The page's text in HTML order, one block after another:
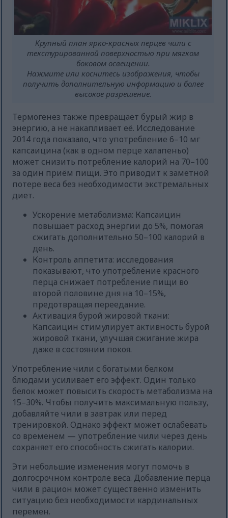
Крупный план ярко-красных перцев чили с
текстурированной поверхностью при мягком
боковом освещении.
Нажмите или коснитесь изображения, чтобы
получить дополнительную информацию и более
высокое разрешение.
Термогенез также превращает бурый жир в
энергию, а не накапливает её. Исследование
2014 года показало, что употребление 6–10 мг
капсаицина (как в одном перце халапеньо)
может снизить потребление калорий на 70–100
за один приём пищи. Это приводит к заметной
потере веса без необходимости экстремальных
диет.
Ускорение метаболизма: Капсаицин
повышает расход энергии до 5%, помогая
сжигать дополнительно 50–100 калорий в
день.
Контроль аппетита: исследования
показывают, что употребление красного
перца снижает потребление пищи во
второй половине дня на 10–15%,
предотвращая переедание.
Активация бурой жировой ткани:
Капсаицин стимулирует активность бурой
жировой ткани, улучшая сжигание жира
даже в состоянии покоя.
Употребление чили с богатыми белком
блюдами усиливает его эффект. Один только
белок может повысить скорость метаболизма на
15–30%. Чтобы получить максимальную пользу,
добавляйте чили в завтрак или перед
тренировкой. Однако эффект может ослабевать
со временем — употребление чили через день
сохраняет его способность сжигать калории.
Эти небольшие изменения могут помочь в
долгосрочном контроле веса. Добавление перца
чили в рацион может существенно изменить
ситуацию без необходимости кардинальных
перемен.